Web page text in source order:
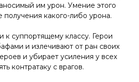
им урон. Умение этого
получения какого-либо урона.
к суппортящему классу. Герои
и излечивают от ран своих
и убирает усиления у всех
контратаку с врагов.